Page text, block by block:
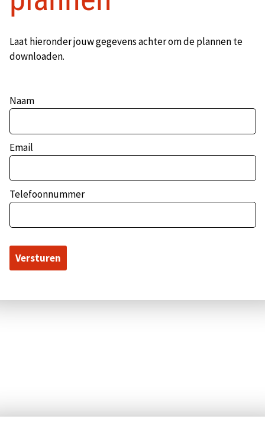
Laat hieronder jouw gegevens achter om de plannen te
downloaden.
Naam
Email
Telefoonnummer